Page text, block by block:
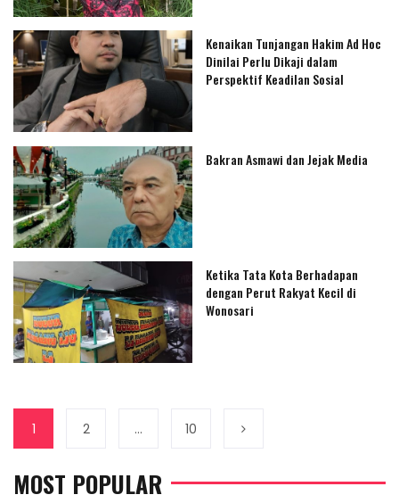
Kenaikan Tunjangan Hakim Ad Hoc
Dinilai Perlu Dikaji dalam
Perspektif Keadilan Sosial
Bakran Asmawi dan Jejak Media
Ketika Tata Kota Berhadapan
dengan Perut Rakyat Kecil di
Wonosari
1 2 … 10
MOST POPULAR